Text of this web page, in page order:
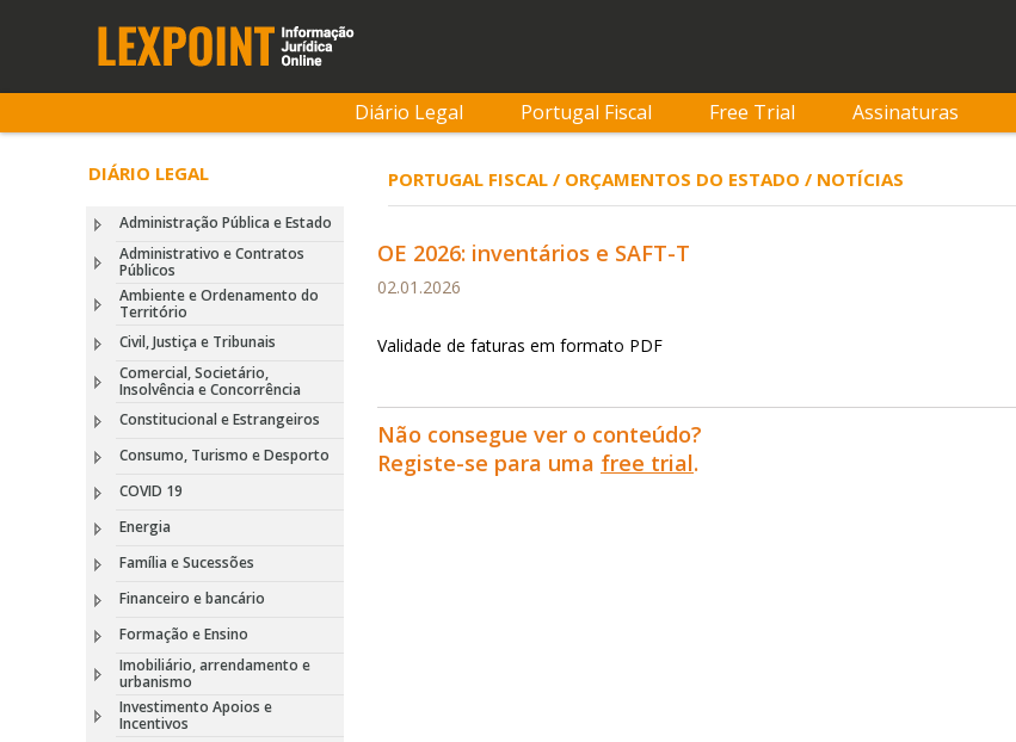
Diário Legal Portugal Fiscal Free Trial Assinaturas
DIÁRIO LEGAL
Administração Pública e Estado
Administrativo e Contratos
Públicos
Ambiente e Ordenamento do
Território
Civil, Justiça e Tribunais
Comercial, Societário,
Insolvência e Concorrência
Constitucional e Estrangeiros
Consumo, Turismo e Desporto
COVID 19
Energia
Família e Sucessões
Financeiro e bancário
Formação e Ensino
Imobiliário, arrendamento e
urbanismo
Investimento Apoios e
Incentivos
PORTUGAL FISCAL / ORÇAMENTOS DO ESTADO / NOTÍCIAS
OE 2026: inventários e SAFT-T
02.01.2026
Validade de faturas em formato PDF
Não consegue ver o conteúdo?
Registe-se para uma free trial.